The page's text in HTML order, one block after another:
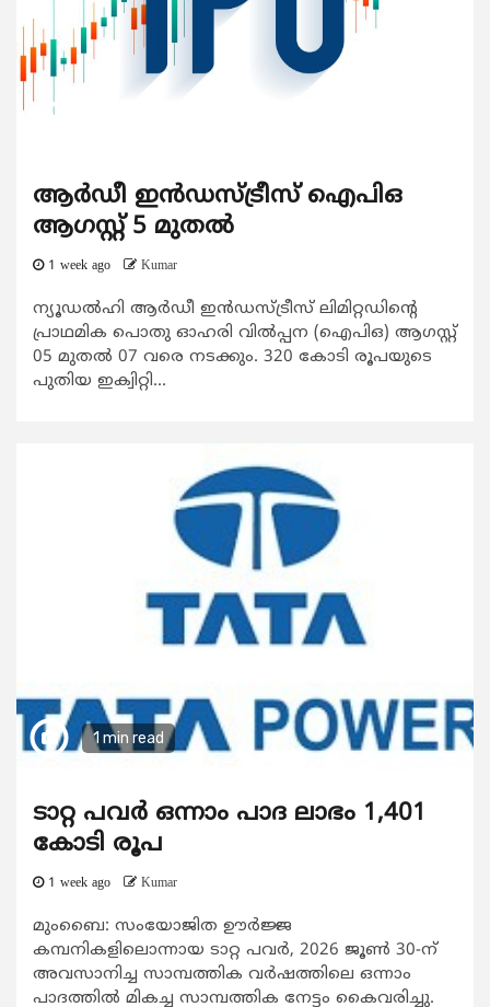
ആർഡീ ഇൻഡസ്ട്രീസ് ഐപിഒ
ആഗസ്റ്റ് 5 മുതൽ
1 week ago Kumar
ന്യൂഡൽഹി ആർഡീ ഇൻഡസ്ട്രീസ് ലിമിറ്റഡിന്റെ
പ്രാഥമിക പൊതു ഓഹരി വിൽപ്പന (ഐപിഒ) ആഗസ്റ്റ്
05 മുതൽ 07 വരെ നടക്കും. 320 കോടി രൂപയുടെ
പുതിയ ഇക്വിറ്റി...
1 min read
ടാറ്റ പവർ ഒന്നാം പാദ ലാഭം 1,401
കോടി രൂപ
1 week ago Kumar
മുംബൈ: സംയോജിത ഊർജ്ജ
കമ്പനികളിലൊന്നായ ടാറ്റ പവർ, 2026 ജൂൺ 30-ന്
അവസാനിച്ച സാമ്പത്തിക വർഷത്തിലെ ഒന്നാം
പാദത്തിൽ മികച്ച സാമ്പത്തിക നേട്ടം കൈവരിച്ചു.